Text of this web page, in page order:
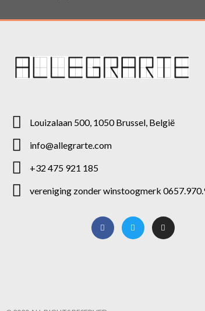
Louizalaan 500, 1050 Brussel, België
info@allegrarte.com
+32 475 921 185
vereniging zonder winstoogmerk